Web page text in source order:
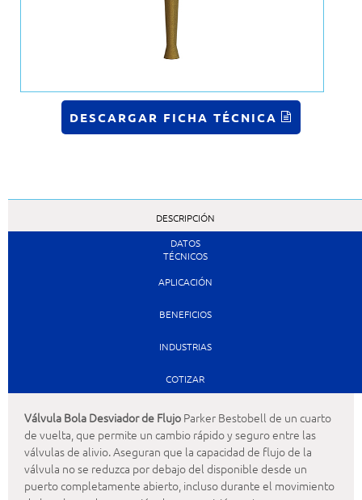
DESCARGAR FICHA TÉCNICA
DESCRIPCIÓN
DATOS
TÉCNICOS
APLICACIÓN
BENEFICIOS
INDUSTRIAS
COTIZAR
Válvula Bola Desviador de Flujo Parker Bestobell de un cuarto
de vuelta, que permite un cambio rápido y seguro entre las
válvulas de alivio. Aseguran que la capacidad de flujo de la
válvula no se reduzca por debajo del disponible desde un
puerto completamente abierto, incluso durante el movimiento